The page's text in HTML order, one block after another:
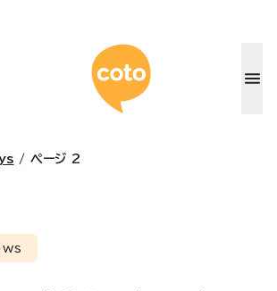
コトアカ
/ ページ 2